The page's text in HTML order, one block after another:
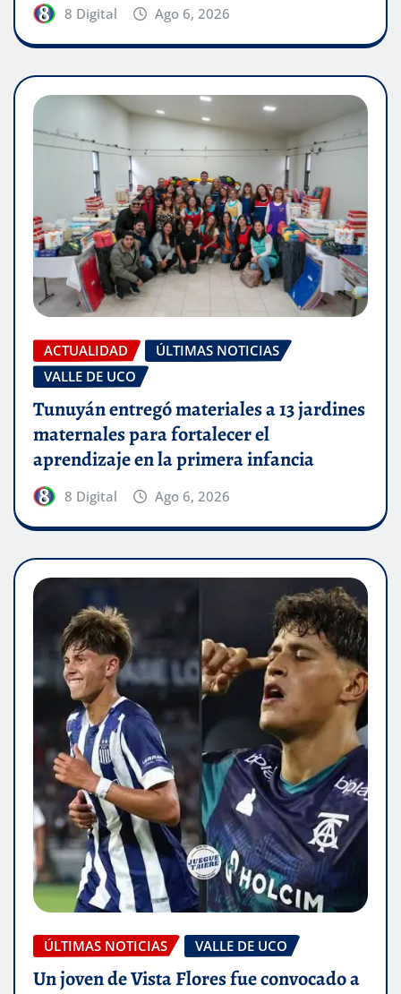
8 Digital Ago 6, 2026
ACTUALIDAD
ÚLTIMAS NOTICIAS
VALLE DE UCO
Tunuyán entregó materiales a 13 jardines
maternales para fortalecer el
aprendizaje en la primera infancia
8 Digital Ago 6, 2026
ÚLTIMAS NOTICIAS VALLE DE UCO
Un joven de Vista Flores fue convocado a